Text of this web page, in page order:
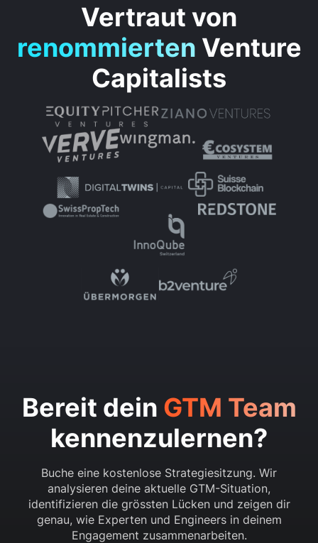
Vertraut von
renommierten Venture
Capitalists
Bereit dein GTM Team
kennenzulernen?
Buche eine kostenlose Strategiesitzung. Wir
analysieren deine aktuelle GTM-Situation,
identifizieren die grössten Lücken und zeigen dir
genau, wie Experten und Engineers in deinem
Engagement zusammenarbeiten.